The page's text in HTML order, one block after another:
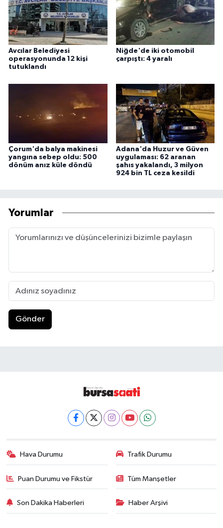
Avcılar Belediyesi
operasyonunda 12 kişi
tutuklandı
Niğde'de iki otomobil
çarpıştı: 4 yaralı
Çorum'da balya makinesi
yangına sebep oldu: 500
dönüm anız küle döndü
Adana'da Huzur ve Güven
uygulaması: 62 aranan
şahıs yakalandı, 3 milyon
924 bin TL ceza kesildi
Yorumlar
Gönder
Hava Durumu Trafik Durumu
Puan Durumu ve Fikstür Tüm Manşetler
Son Dakika Haberleri Haber Arşivi